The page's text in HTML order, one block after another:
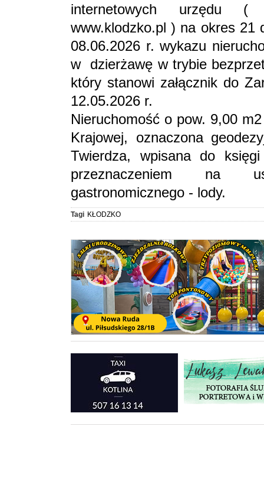
internetowych urzędu (
www.klodzko.pl ) na okres 21
08.06.2026 r. wykazu
w dzierżawę w trybie
który stanowi załącznik do
12.05.2026 r.
Nieruchomość o pow. 9,00
Krajowej, oznaczona
Twierdza, wpisana do
przeznaczeniem na
gastronomicznego - lody.
Tagi KŁODZKO